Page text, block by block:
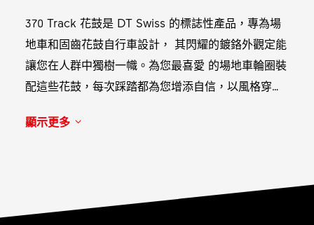
370 Track 花鼓是 DT Swiss 的標誌性產品，專為場
地車和固齒花鼓自行車設計， 其閃耀的鍍鉻外觀定能
讓您在人群中獨樹一幟。為您最喜愛 的場地車輪圈裝
配這些花鼓，每次踩踏都為您增添自信，以風格穿梭
顯示更多